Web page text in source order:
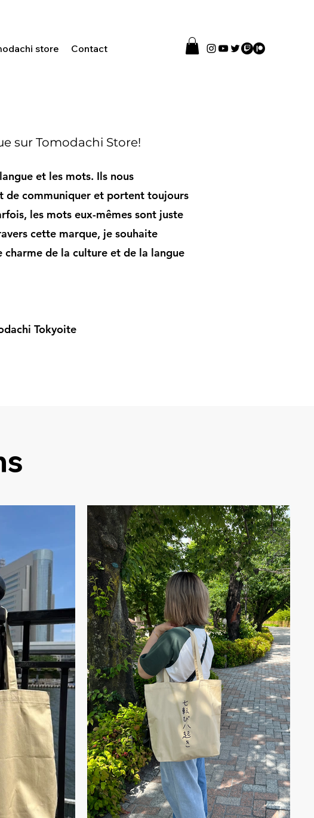
store Contact
sur Tomodachi Store!
et les mots. Ils nous
de communiquer et portent toujours
les mots eux-mêmes sont juste
cette marque, je souhaite
charme de la culture et de la langue
Tokyoite